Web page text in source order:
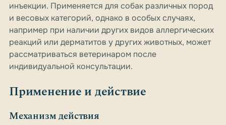
инъекции. Применяется для собак различных пород
и весовых категорий, однако в особых случаях,
например при наличии других видов аллергических
реакций или дерматитов у других животных, может
рассматриваться ветеринаром после
индивидуальной консультации.
Применение и действие
Механизм действия